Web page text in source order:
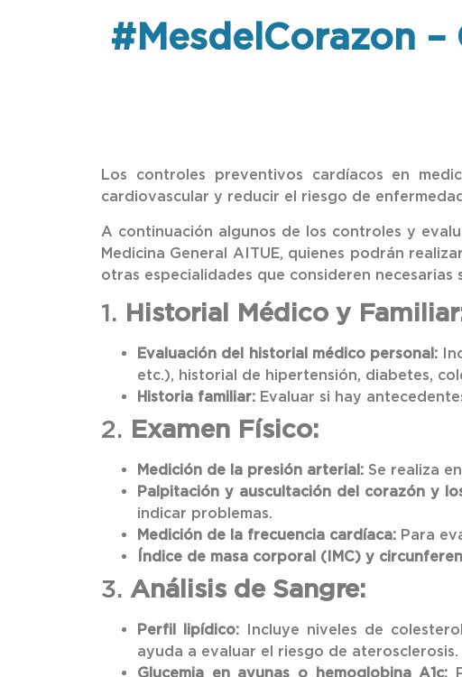
#MesdelCorazon
Los controles preventivos cardíacos en
cardiovascular y reducir el riesgo de
A continuación algunos de los controles y
Medicina General AITUE, quienes podrán
otras especialidades que consideren necesarias
1. Historial Médico y
Evaluación del historial médico personal:
etc.), historial de hipertensión, diabetes,
Historia familiar: Evaluar si hay
2. Examen Físico:
Medición de la presión arterial: Se realiza
Palpitación y auscultación del corazón y
indicar problemas.
Medición de la frecuencia cardíaca: Para
Índice de masa corporal (IMC) y
3. Análisis de Sangre:
Perfil lipídico: Incluye niveles de
ayuda a evaluar el riesgo de aterosclerosis.
Glucemia en ayunas o hemoglobina A1c: